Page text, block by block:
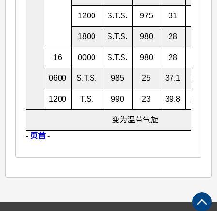
1200 S.T.S. 975 31
1800 S.T.S. 980 28
16 0000 S.T.S. 980 28
0600 S.T.S. 985 25 37.1 142.2
1200 T.S. 990 23 39.8 146.5
变为温带气旋
- 页首 -